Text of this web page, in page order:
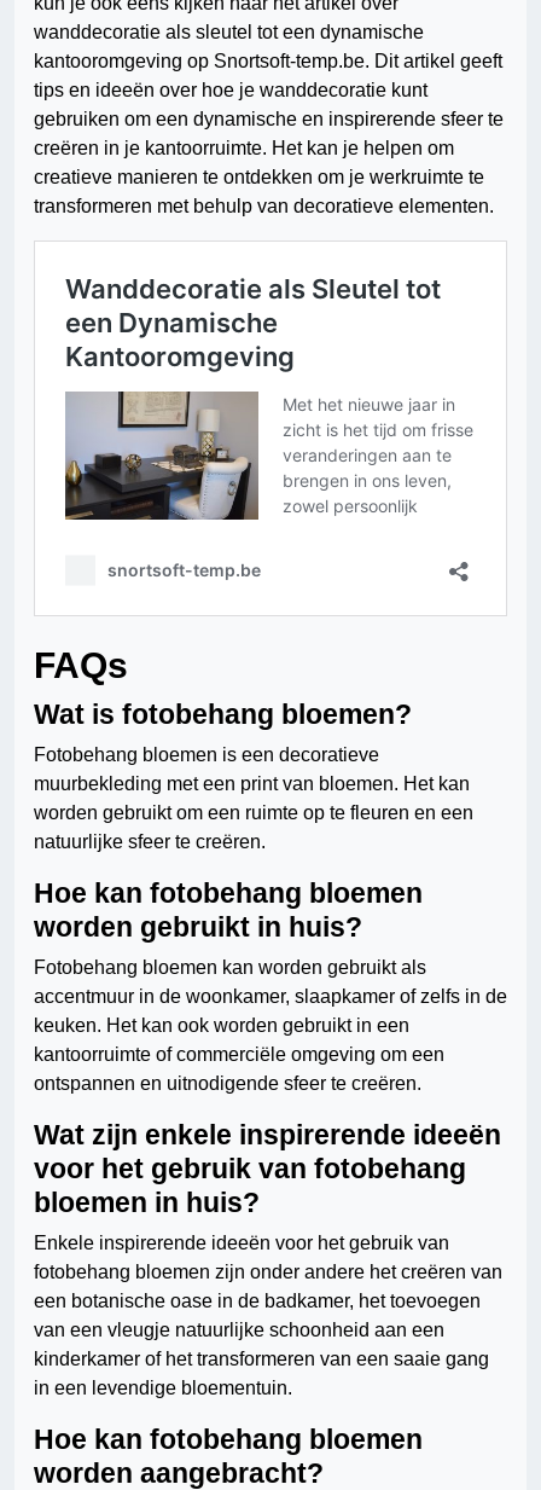
wanddecoratie als sleutel tot een dynamische
kantooromgeving op Snortsoft-temp.be. Dit artikel geeft
tips en ideeën over hoe je wanddecoratie kunt
gebruiken om een dynamische en inspirerende sfeer te
creëren in je kantoorruimte. Het kan je helpen om
creatieve manieren te ontdekken om je werkruimte te
transformeren met behulp van decoratieve elementen.
FAQs
Wat is fotobehang bloemen?
Fotobehang bloemen is een decoratieve
muurbekleding met een print van bloemen. Het kan
worden gebruikt om een ruimte op te fleuren en een
natuurlijke sfeer te creëren.
Hoe kan fotobehang bloemen
worden gebruikt in huis?
Fotobehang bloemen kan worden gebruikt als
accentmuur in de woonkamer, slaapkamer of zelfs in de
keuken. Het kan ook worden gebruikt in een
kantoorruimte of commerciële omgeving om een
ontspannen en uitnodigende sfeer te creëren.
Wat zijn enkele inspirerende ideeën
voor het gebruik van fotobehang
bloemen in huis?
Enkele inspirerende ideeën voor het gebruik van
fotobehang bloemen zijn onder andere het creëren van
een botanische oase in de badkamer, het toevoegen
van een vleugje natuurlijke schoonheid aan een
kinderkamer of het transformeren van een saaie gang
in een levendige bloementuin.
Hoe kan fotobehang bloemen
worden aangebracht?